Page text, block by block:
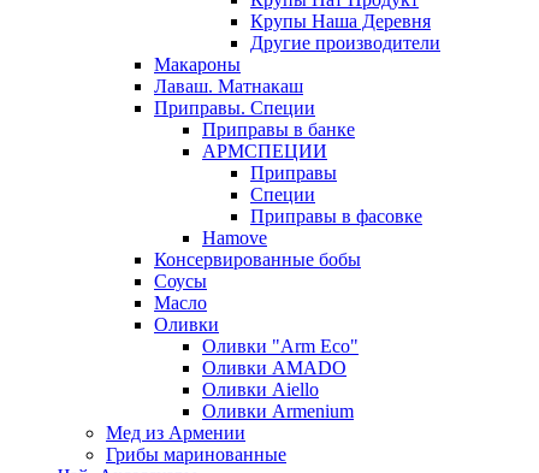
Крупы Наша Деревня
Другие производители
Макароны
Лаваш. Матнакаш
Приправы. Специи
Приправы в банке
АРМСПЕЦИИ
Приправы
Специи
Приправы в фасовке
Hamove
Консервированные бобы
Соусы
Масло
Оливки
Оливки "Arm Eco"
Оливки AMADO
Оливки Aiello
Оливки Armenium
Мед из Армении
Грибы маринованные